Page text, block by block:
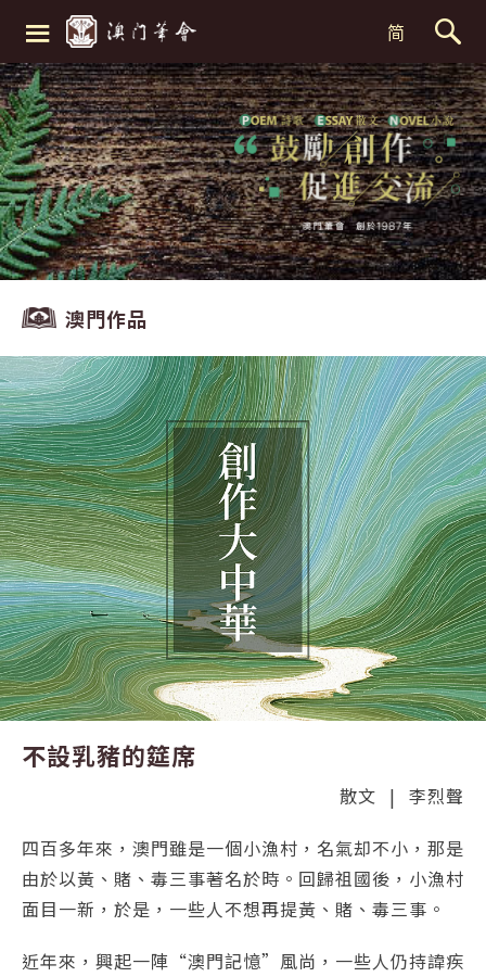
≡ 简
澳門作品
不設乳豬的筵席
散文 | 李烈聲
四百多年來，澳門雖是一個小漁村，名氣却不小，那是
由於以黃、賭、毒三事著名於時。回歸祖國後，小漁村
面目一新，於是，一些人不想再提黃、賭、毒三事。
近年來，興起一陣“澳門記憶”風尚，一些人仍持諱疾